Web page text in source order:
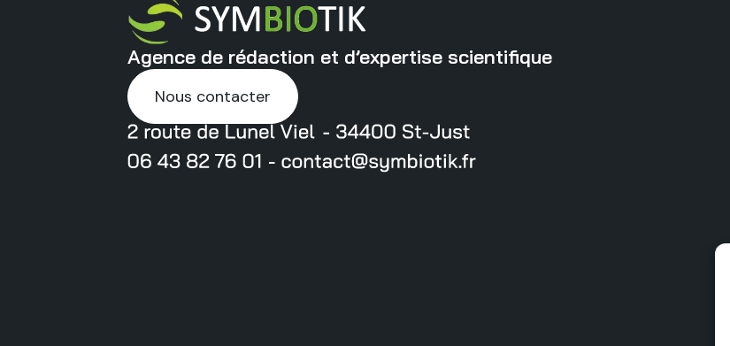
Agence de rédaction et d’expertise scientifique
Nous contacter